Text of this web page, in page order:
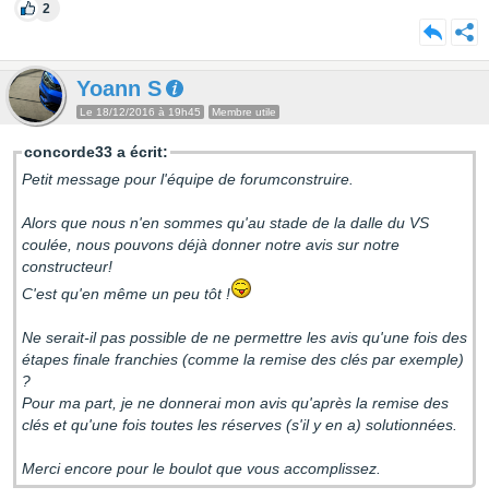
2
Yoann S
Le 18/12/2016 à 19h45 Membre utile
concorde33 a écrit:
Petit message pour l'équipe de forumconstruire.
Alors que nous n'en sommes qu'au stade de la dalle du VS
coulée, nous pouvons déjà donner notre avis sur notre
constructeur!
C'est qu'en même un peu tôt !
Ne serait-il pas possible de ne permettre les avis qu'une fois des
étapes finale franchies (comme la remise des clés par exemple)
?
Pour ma part, je ne donnerai mon avis qu'après la remise des
clés et qu'une fois toutes les réserves (s'il y en a) solutionnées.
Merci encore pour le boulot que vous accomplissez.